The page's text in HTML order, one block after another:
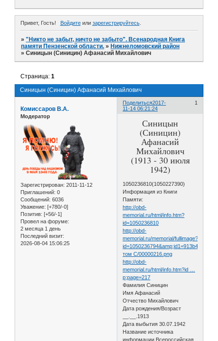
Привет, Гость! Войдитеили зарегистрируйтесь.
»"Никто не забыт, ничто не забыто". Всенародная Книга
памяти Пензенской области. » Нижнеломовский район
»Синицын (Синицин) Афанасий Михайлович
Синицын (Синицин) Афанасий Михайлович
Страница:1
Поделиться 1
2017-
11-14 06:21:24
Комиссаров В.А.
Модератор
Зарегистрирован: 2011-11-12
Приглашений: 0
Сообщений: 6036
Уважение: [+780/-0]
Позитив: [+56/-1]
Провел на форуме:
2 месяца 1 день
Последний визит:
2026-08-04 15:06:25
Синицын
(Синицин)
Афанасий
Михайлович
(1913 - 30 июля
1942)
1050236810(1050227390)
Информация из Книги
Памяти:
http://obd-
memorial.ru/html/info.htm?
id=1050236810
http://obd-
memorial.ru/memorial/fullimage?
том С/00000216.png
http://obd-
memorial.ru/html/info.htm?id …
p;page=217
Фамилия Синицин
Имя Афанасий
Отчество Михайлович
Дата рождения/Возраст
__.__.1913
Дата выбытия 30.07.1942
Название источника
информации Всероссийская